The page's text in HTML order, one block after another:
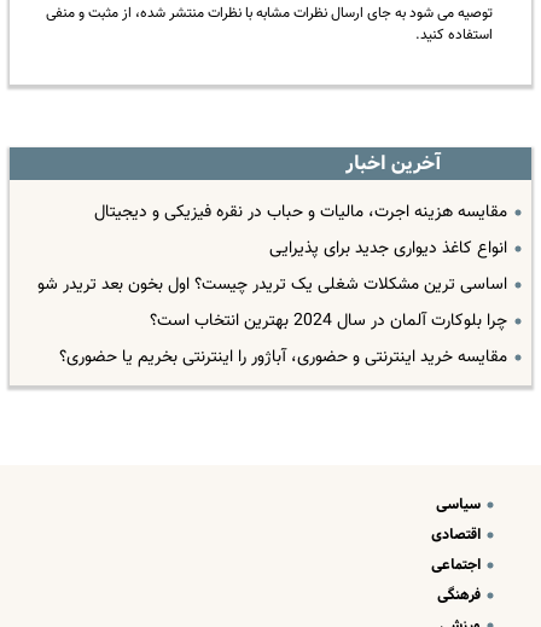
توصیه می شود به جای ارسال نظرات مشابه با نظرات منتشر شده، از مثبت و منفی
استفاده کنید.
آخرین اخبار
مقایسه هزینه اجرت، مالیات و حباب در نقره فیزیکی و دیجیتال
انواع کاغذ دیواری جدید برای پذیرایی
اساسی ترین مشکلات شغلی یک تریدر چیست؟ اول بخون بعد تریدر شو
چرا بلوکارت آلمان در سال 2024 بهترین انتخاب است؟
مقایسه خرید اینترنتی و حضوری، آباژور را اینترنتی بخریم یا حضوری؟
سیاسی
اقتصادی
اجتماعی
فرهنگی